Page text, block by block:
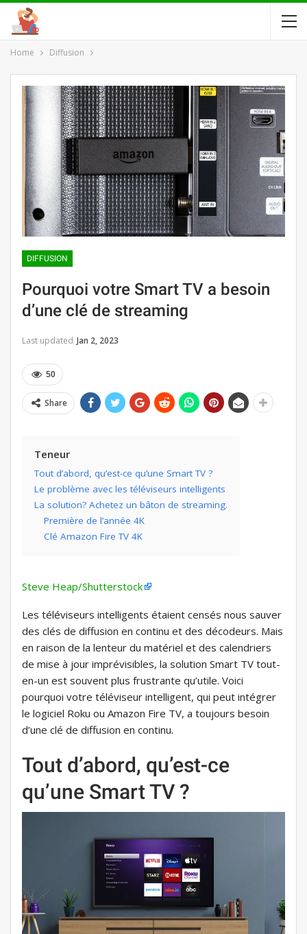
Home Diffusion
DIFFUSION
Pourquoi votre Smart TV a besoin
d’une clé de streaming
Last updated Jan 2, 2023
50
Share
Teneur
Tout d’abord, qu’est-ce qu’une Smart TV ?
Le problème avec les téléviseurs intelligents
La solution? Achetez un bâton de streaming.
Première de l’année 4K
Clé Amazon Fire TV 4K
Steve Heap/Shutterstock
Les téléviseurs intelligents étaient censés nous sauver
des clés de diffusion en continu et des décodeurs. Mais
en raison de la lenteur du matériel et des calendriers
de mise à jour imprévisibles, la solution Smart TV tout-
en-un est souvent plus frustrante qu’utile. Voici
pourquoi votre téléviseur intelligent, qui peut intégrer
le logiciel Roku ou Amazon Fire TV, a toujours besoin
d’une clé de diffusion en continu.
Tout d’abord, qu’est-ce
qu’une Smart TV ?